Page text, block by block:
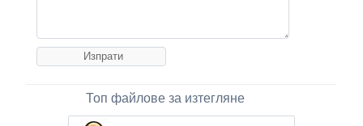
Топ файлове за изтегляне